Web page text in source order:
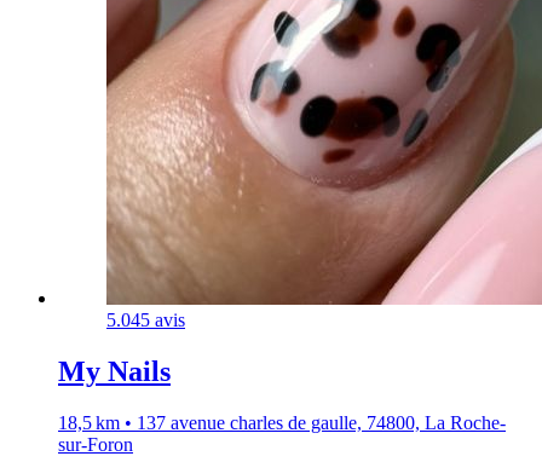
5.045 avis
My Nails
18,5 km • 137 avenue charles de gaulle, 74800, La Roche-
sur-Foron